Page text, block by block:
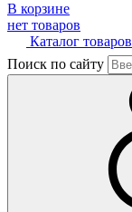
В корзине
нет товаров
Каталог товаров
Поиск по сайту